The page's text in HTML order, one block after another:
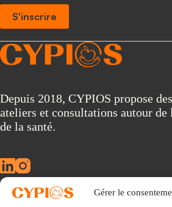
Gérer le
S'inscrire
A
l
n
a
t
e
:
Depuis 2018, CYPIOS propose
ateliers et consultations autour
de la santé.